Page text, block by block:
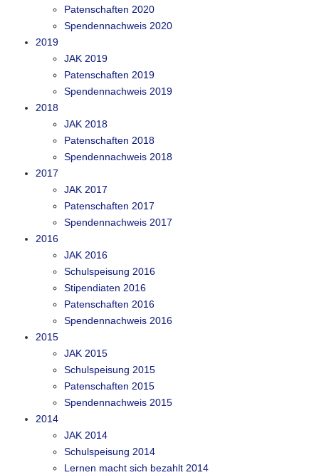
Patenschaften 2020
Spendennachweis 2020
2019
JAK 2019
Patenschaften 2019
Spendennachweis 2019
2018
JAK 2018
Patenschaften 2018
Spendennachweis 2018
2017
JAK 2017
Patenschaften 2017
Spendennachweis 2017
2016
JAK 2016
Schulspeisung 2016
Stipendiaten 2016
Patenschaften 2016
Spendennachweis 2016
2015
JAK 2015
Schulspeisung 2015
Patenschaften 2015
Spendennachweis 2015
2014
JAK 2014
Schulspeisung 2014
Lernen macht sich bezahlt 2014